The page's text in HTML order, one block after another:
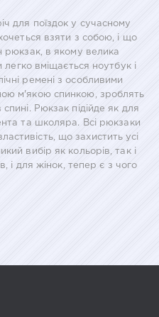
для поїздок у сучасному
взяти з собою, і що
рюкзак, в якому велика
легко вміщається ноутбук і
ремені з особливими
м'якою спинкою, зроблять
Рюкзак підійде як для
та школяра. Всі рюкзаки
що захистить усі
вибір як кольорів, так і
і для жінок, тепер є з чого